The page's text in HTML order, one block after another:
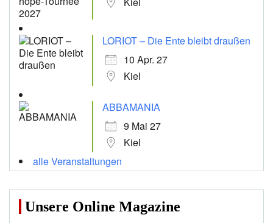
LORIOT – Die Ente bleibt draußen
10 Apr. 27
Kiel
ABBAMANIA
9 Mai 27
Kiel
alle Veranstaltungen
Unsere Online Magazine